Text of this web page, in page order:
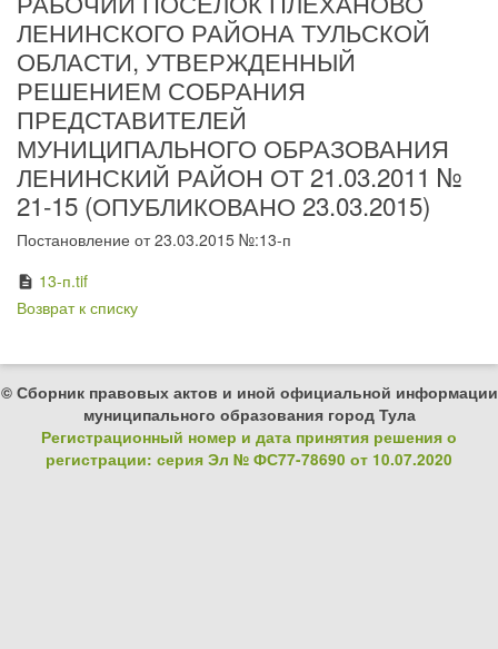
ЛЕНИНСКОГО РАЙОНА ТУЛЬСКОЙ
ОБЛАСТИ, УТВЕРЖДЕННЫЙ
РЕШЕНИЕМ СОБРАНИЯ
ПРЕДСТАВИТЕЛЕЙ
МУНИЦИПАЛЬНОГО ОБРАЗОВАНИЯ
ЛЕНИНСКИЙ РАЙОН ОТ 21.03.2011 №
21-15 (ОПУБЛИКОВАНО 23.03.2015)
Постановление от 23.03.2015 №:13-п
description 13-п.tif
Возврат к списку
© Сборник правовых актов и иной официальной информации
муниципального образования город Тула
Регистрационный номер и дата принятия решения о
регистрации: серия Эл № ФС77-78690 от 10.07.2020